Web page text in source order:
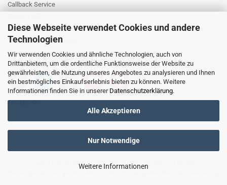
Diese Webseite verwendet Cookies und andere
Technologien
Wir verwenden Cookies und ähnliche Technologien, auch von
Drittanbietern, um die ordentliche Funktionsweise der Website zu
gewährleisten, die Nutzung unseres Angebotes zu analysieren und Ihnen
ein bestmögliches Einkaufserlebnis bieten zu können. Weitere
Informationen finden Sie in unserer Datenschutzerklärung.
Alle Akzeptieren
Nur Notwendige
Weitere Informationen
Callback Service
Kontaktformular
E-Mail: info@likernow.de
Skype Live Support
Ihre Meinung und Ideen
FACEBOOK
Copyright © 2016-2025Likernow.de. Alle Rechte vorbehalten.